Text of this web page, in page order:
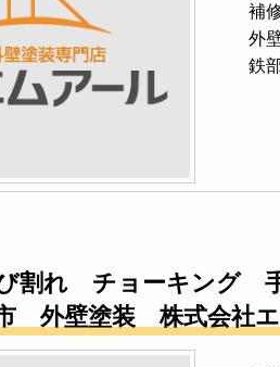
補
外
鉄
割れ チョーキング
外壁塗装 株式会社エ